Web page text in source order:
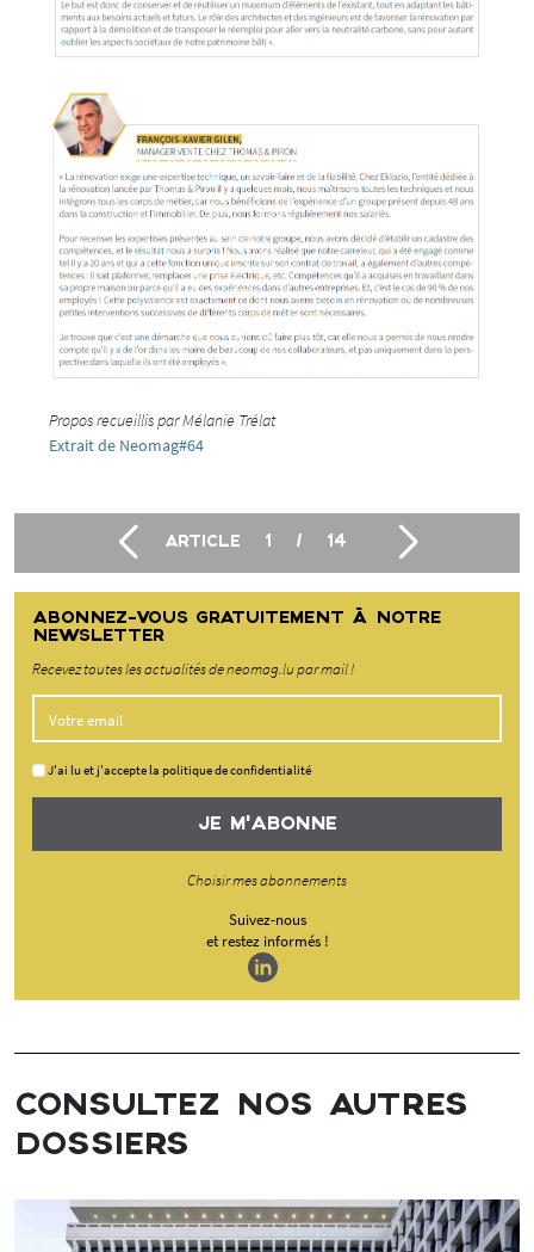
Propos recueillis par Mélanie Trélat
Extrait de Neomag#64
ARTICLE 1 / 14
ABONNEZ-VOUS GRATUITEMENT À NOTRE
NEWSLETTER
Recevez toutes les actualités de neomag.lu par mail !
J'ai lu et j'accepte la politique de confidentialité
JE M'ABONNE
Choisir mes abonnements
Suivez-nous
et restez informés !
CONSULTEZ NOS AUTRES
DOSSIERS